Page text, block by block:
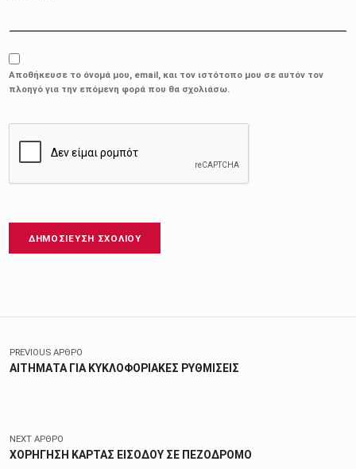
Αποθήκευσε το όνομά μου, email, και τον ιστότοπο μου σε αυτόν τον
πλοηγό για την επόμενη φορά που θα σχολιάσω.
Πλοήγηση άρθρων
PREVIOUS ΆΡΘΡΟ
ΑΙΤΗΜΑΤΑ ΓΙΑ ΚΥΚΛΟΦΟΡΙΑΚΕΣ ΡΥΘΜΙΣΕΙΣ
NEXT ΆΡΘΡΟ
ΧΟΡΗΓΗΣΗ ΚΑΡΤΑΣ ΕΙΣΟΔΟΥ ΣΕ ΠΕΖΟΔΡΟΜΟ